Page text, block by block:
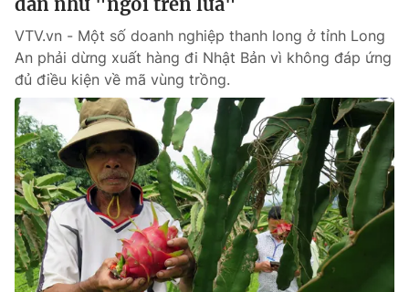
VTV.vn - Một số doanh nghiệp thanh long ở tỉnh Long
An phải dừng xuất hàng đi Nhật Bản vì không đáp ứng
đủ điều kiện về mã vùng trồng.